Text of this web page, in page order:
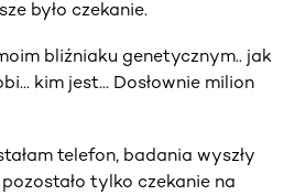
było czekanie.
bliźniaku genetycznym.. jak
kim jest... Dosłownie milion
telefon, badania wyszły
tylko czekanie na